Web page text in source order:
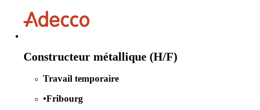
Constructeur métallique (H/F)
Travail temporaire
•Fribourg